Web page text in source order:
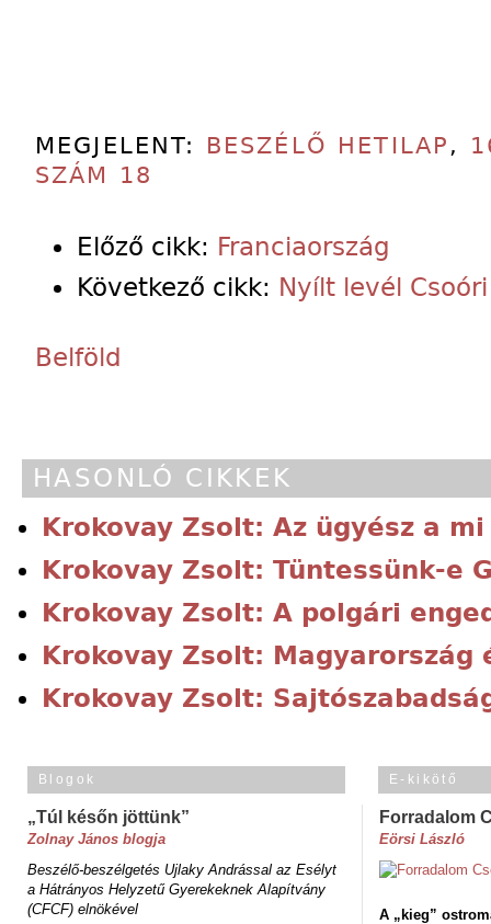
MEGJELENT: BESZÉLŐ HETILAP ,
SZÁM 18
Előző cikk: Franciaország
Következő cikk: Nyílt levél
Belföld
HASONLÓ CIKKEK
Krokovay Zsolt: Az ügyész a
Krokovay Zsolt: Tüntessünk-e
Krokovay Zsolt: A polgári
Krokovay Zsolt: Magyarország
Krokovay Zsolt:
Blogok
„Túl későn jöttünk”
Zolnay János blogja
Beszélő-beszélgetés Ujlaky Andrással az Esélyt
a Hátrányos Helyzetű Gyerekeknek Alapítvány
(CFCF) elnökével
E-kikötő
Forradalom
Eörsi László
A „kieg”